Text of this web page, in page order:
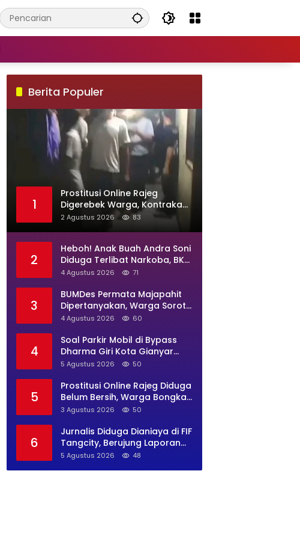
Berita Populer
1
Prostitusi Online Rajeg
Digerebek Warga, Kontrakan
di Kampung Larang Diduga
2 Agustus 2026 83
2
Heboh! Anak Buah Andra Soni
Diduga Terlibat Narkoba, BKD
Banten Diminta Buka Suara
4 Agustus 2026 71
3
BUMDes Permata Majapahit
Dipertanyakan, Warga Soroti
Dugaan Pengelolaan Tak
4 Agustus 2026 60
4
Soal Parkir Mobil di Bypass
Dharma Giri Kota Gianyar
Jadi Sorotan, Pengawasan
5 Agustus 2026 50
5
Prostitusi Online Rajeg Diduga
Belum Bersih, Warga Bongkar
Lokasi Baru Open BO Usai
3 Agustus 2026 50
6
Jurnalis Diduga Dianiaya di FIF
Tangcity, Berujung Laporan
Polisi dan Sorotan Kebebasan
5 Agustus 2026 48